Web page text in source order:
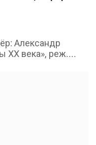
Александр
ХХ века», реж....